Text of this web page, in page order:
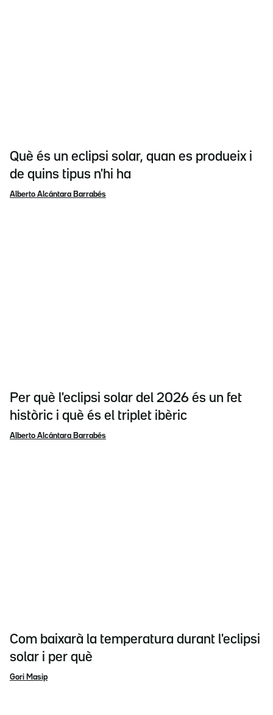
Què és un eclipsi solar, quan es produeix i
de quins tipus n'hi ha
Alberto Alcántara Barrabés
Per què l'eclipsi solar del 2026 és un fet
històric i què és el triplet ibèric
Alberto Alcántara Barrabés
Com baixarà la temperatura durant l'eclipsi
solar i per què
Gori Masip